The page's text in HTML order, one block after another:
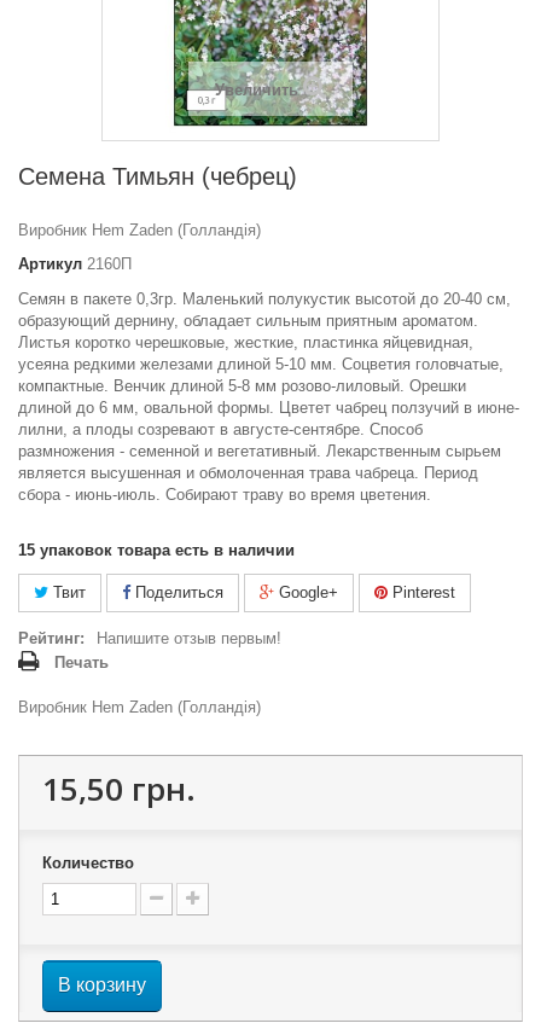
Увеличить
Семена Тимьян (чебрец)
Виробник Hem Zaden (Голландія)
Артикул 2160П
Семян в пакете 0,3гр. Маленький полукустик высотой до 20-40 см,
образующий дернину, обладает сильным приятным ароматом.
Листья коротко черешковые, жесткие, пластинка яйцевидная,
усеяна редкими железами длиной 5-10 мм. Соцветия головчатые,
компактные. Венчик длиной 5-8 мм розово-лиловый. Орешки
длиной до 6 мм, овальной формы. Цветет чабрец ползучий в июне-
лилни, а плоды созревают в августе-сентябре. Способ
размножения - семенной и вегетативный. Лекарственным сырьем
является высушенная и обмолоченная трава чабреца. Период
сбора - июнь-июль. Собирают траву во время цветения.
15 упаковок товара есть в наличии
Твит Поделиться Google+ Pinterest
Рейтинг:
Напишите отзыв первым!
Печать
Виробник Hem Zaden (Голландія)
15,50 грн.
Количество
В корзину